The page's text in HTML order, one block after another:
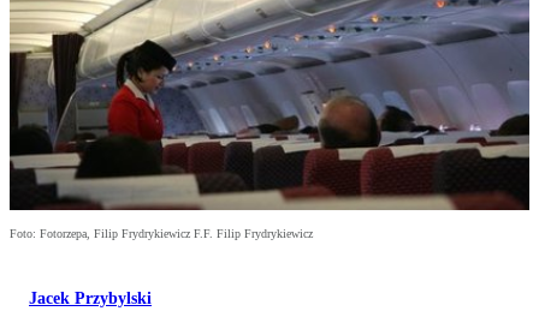
Foto: Fotorzepa, Filip Frydrykiewicz F.F. Filip Frydrykiewicz
Jacek Przybylski